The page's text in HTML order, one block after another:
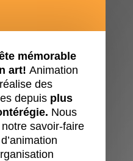
mémorable
art! Animation
réalise des
depuis plus
Nous
savoir-faire